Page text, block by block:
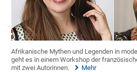
Afrikanische Mythen und Legenden in
geht es in einem Workshop der
mit zwei Autorinnen.
Mehr